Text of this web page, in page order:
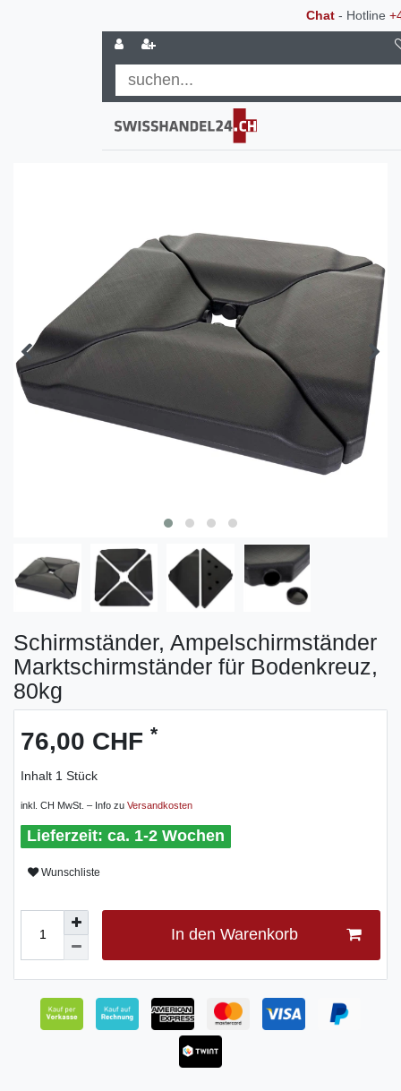
Chat- Hotline
Schirmständer, Ampelschirmständer
Marktschirmständer für Bodenkreuz,
80kg
76,00 CHF *
Inhalt 1 Stück
inkl. CH MwSt. – Info zu Versandkosten
ca. 1-2 Wochen
Wunschliste
In den Warenkorb